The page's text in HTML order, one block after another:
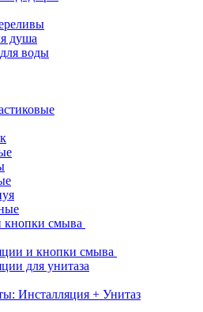
душа
воды
кнопки смыва
и кнопки смыва
для унитаза
Инсталляция + Унитаз